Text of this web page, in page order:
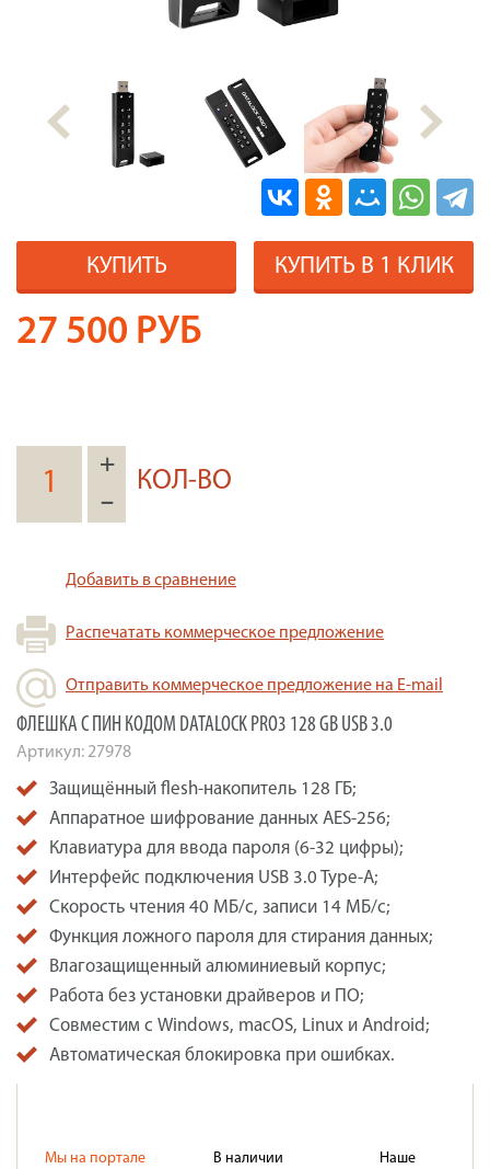
КУПИТЬ КУПИТЬ В 1 КЛИК
27 500 РУБ
+
–
КОЛ-ВО
Добавить в сравнение
Распечатать коммерческое предложение
Отправить коммерческое предложение на E-mail
ФЛЕШКА С ПИН КОДОМ DATALOCK PRO3 128 GB USB 3.0
Артикул:27978
Защищённый flesh-накопитель 128 ГБ;
Аппаратное шифрование данных AES-256;
Клавиатура для ввода пароля (6-32 цифры);
Интерфейс подключения USB 3.0 Type-A;
Скорость чтения 40 МБ/с, записи 14 МБ/с;
Функция ложного пароля для стирания данных;
Влагозащищенный алюминиевый корпус;
Работа без установки драйверов и ПО;
Совместим с Windows, macOS, Linux и Android;
Автоматическая блокировка при ошибках.
Мы на портале
В наличии
Наше